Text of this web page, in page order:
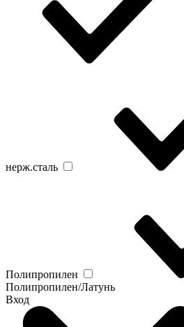
нерж.сталь
Полипропилен
Полипропилен/Латунь
Вход